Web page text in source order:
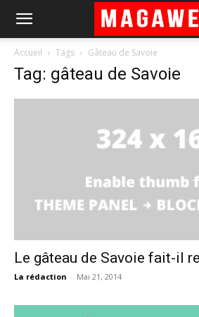
Accueil Tags Gâteau de Savoie
Tag: gâteau de Savoie
Le gâteau de Savoie fait-il
La rédaction - Mai 21, 2014